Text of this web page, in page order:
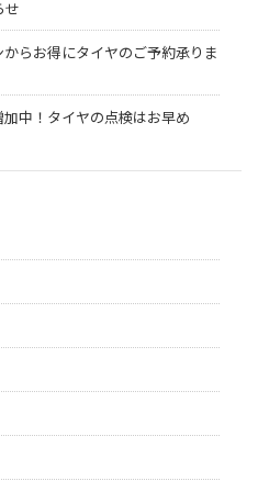
せ
らお得にタイヤのご予約承りま
中！タイヤの点検はお早め